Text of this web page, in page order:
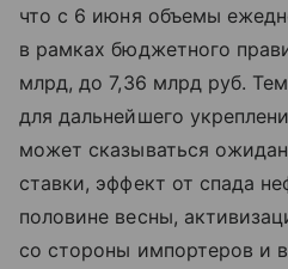
что с 6 июня объемы
в рамках бюджетного
млрд, до 7,36 млрд руб.
для дальнейшего
может сказываться
ставки, эффект от спада
половине весны,
со стороны импортеров и